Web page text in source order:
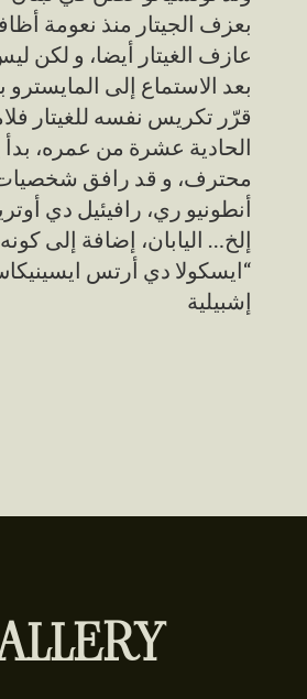
بعزف الجيتار منذ نعومة
عازف الغيتار أيضا، و لكن
بعد الاستماع إلى المايسترو
قرّر تكريس نفسه للغيتار
الحادية عشرة من عمره،
محترف، و قد رافق شخصيات
أنطونيو ري، رافيئيل دي
إلخ… اليابان، إضافة إلى
“ايسكولا دي أرتس
إشبيلية